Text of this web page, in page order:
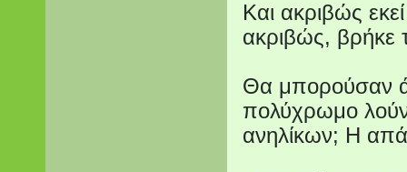
Και ακριβώς
ακριβώς, βρήκε
Θα μπορούσαν
πολύχρωμο
ανηλίκων; Η